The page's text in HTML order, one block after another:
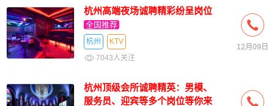
杭州高端夜场诚聘精彩纷呈岗位
全国推荐
杭州
KTV
7043人关注
12月09日
杭州顶级会所诚聘精英：男模、
服务员、迎宾等多个岗位等你来